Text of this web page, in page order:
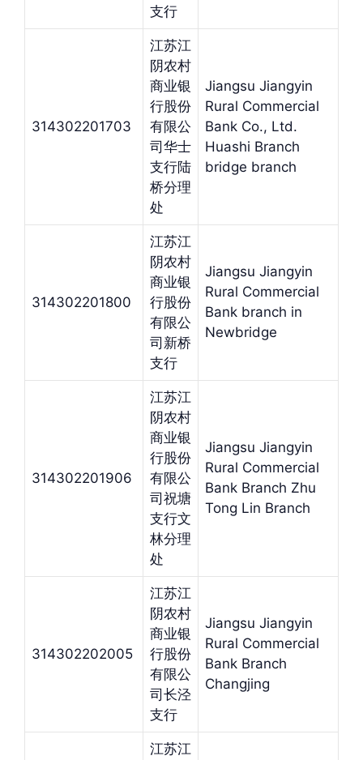
支行
314302201703
江苏江
阴农村
商业银
行股份
有限公
司华士
支行陆
桥分理
处
Jiangsu Jiangyin
Rural Commercial
Bank Co., Ltd.
Huashi Branch
bridge branch
314302201800
江苏江
阴农村
商业银
行股份
有限公
司新桥
支行
Jiangsu Jiangyin
Rural Commercial
Bank branch in
Newbridge
314302201906
江苏江
阴农村
商业银
行股份
有限公
司祝塘
支行文
林分理
处
Jiangsu Jiangyin
Rural Commercial
Bank Branch Zhu
Tong Lin Branch
314302202005
江苏江
阴农村
商业银
行股份
有限公
司长泾
支行
Jiangsu Jiangyin
Rural Commercial
Bank Branch
Changjing
江苏江